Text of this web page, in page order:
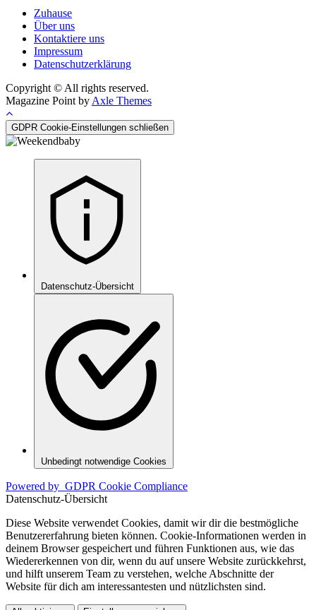
Zuhause
Über uns
Kontaktiere uns
Impressum
Datenschutzerklärung
Copyright © All rights reserved.
Magazine Point by Axle Themes
GDPR Cookie-Einstellungen schließen
Datenschutz-Übersicht
Unbedingt notwendige Cookies
Powered by GDPR Cookie Compliance
Datenschutz-Übersicht
Diese Website verwendet Cookies, damit wir dir die bestmögliche
Benutzererfahrung bieten können. Cookie-Informationen werden in
deinem Browser gespeichert und führen Funktionen aus, wie das
Wiedererkennen von dir, wenn du auf unsere Website zurückkehrst,
und hilft unserem Team zu verstehen, welche Abschnitte der
Website für dich am interessantesten und nützlichsten sind.